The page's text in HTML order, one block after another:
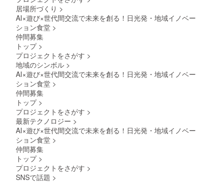
居場所づくり >
AI×遊び×世代間交流で未来を創る！日光発・地域イノベー
ション食堂 >
仲間募集
トップ >
プロジェクトをさがす >
地域のシンボル >
AI×遊び×世代間交流で未来を創る！日光発・地域イノベー
ション食堂 >
仲間募集
トップ >
プロジェクトをさがす >
最新テクノロジー >
AI×遊び×世代間交流で未来を創る！日光発・地域イノベー
ション食堂 >
仲間募集
トップ >
プロジェクトをさがす >
SNSで話題 >